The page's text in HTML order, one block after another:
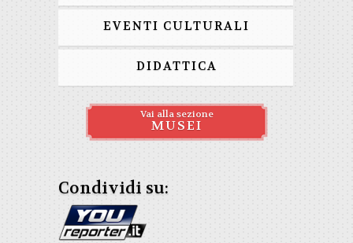
EVENTI CULTURALI
DIDATTICA
Vai alla sezione
MUSEI
Condividi su: